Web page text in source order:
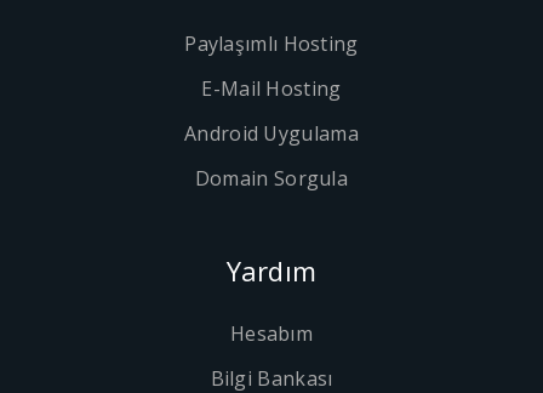
Paylaşımlı Hosting
E-Mail Hosting
Android Uygulama
Domain Sorgula
Yardım
Hesabım
Bilgi Bankası